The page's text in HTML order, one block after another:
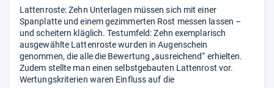
Lattenroste: Zehn Unterlagen müssen sich mit einer
Spanplatte und einem gezimmerten Rost messen lassen –
und scheitern kläglich. Testumfeld: Zehn exemplarisch
ausgewählte Lattenroste wurden in Augenschein
genommen, die alle die Bewertung „ausreichend“ erhielten.
Zudem stellte man einen selbstgebauten Lattenrost vor.
Wertungskriterien waren Einfluss auf die